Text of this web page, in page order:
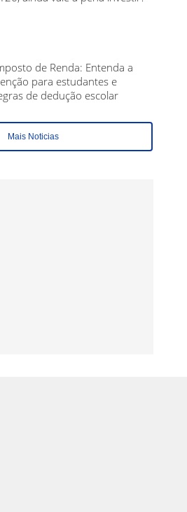
de Renda: Entenda a
para estudantes e
de dedução escolar
Mais Noticias